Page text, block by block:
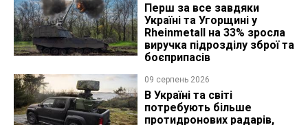
Перш за все завдяки
Україні та Угорщині у
Rheinmetall на 33% зросла
виручка підрозділу зброї та
боєприпасів
09 серпень 2026
В Україні та світі
потребують більше
протидронових радарів,